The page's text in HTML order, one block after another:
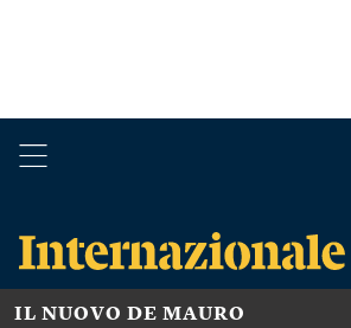
IL NUOVO DE MAURO